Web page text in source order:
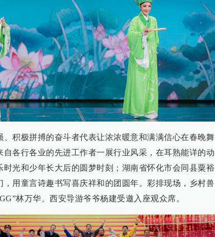
、积极拼搏的奋斗者代表让浓浓暖意和满满信心在春晚舞
自各行各业的先进工作者一展行业风采，在耳熟能详的动
时光和少年长大后的圆梦时刻；湖南省怀化市会同县粟裕
，用童言诗趣书写喜庆祥和的团圆年。彩排现场，乡村兽
林万华、西安导游爷爷杨建受邀入座观众席。